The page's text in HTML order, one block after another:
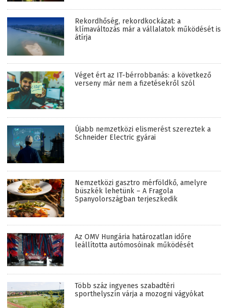
Rekordhőség, rekordkockázat: a
klímaváltozás már a vállalatok működését is
átírja
Véget ért az IT-bérrobbanás: a következő
verseny már nem a fizetésekről szól
Újabb nemzetközi elismerést szereztek a
Schneider Electric gyárai
Nemzetközi gasztro mérföldkő, amelyre
büszkék lehetünk – A Fragola
Spanyolországban terjeszkedik
Az OMV Hungária határozatlan időre
leállította autómosóinak működését
Több száz ingyenes szabadtéri
sporthelyszín várja a mozogni vágyókat